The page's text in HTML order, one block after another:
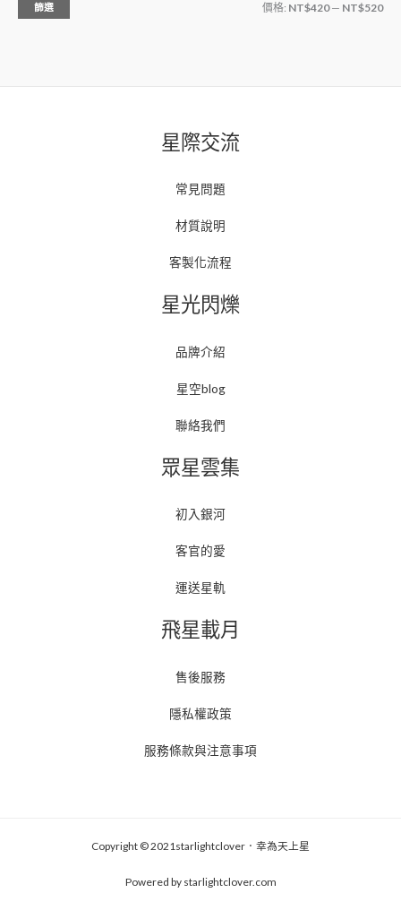
篩選 價格: NT$420— NT$520
星際交流
常見問題
材質說明
客製化流程
星光閃爍
品牌介紹
星空blog
聯絡我們
眾星雲集
初入銀河
客官的愛
運送星軌
飛星載月
售後服務
隱私權政策
服務條款與注意事項
Copyright © 2021starlightclover．幸為天上星
Powered by starlightclover.com